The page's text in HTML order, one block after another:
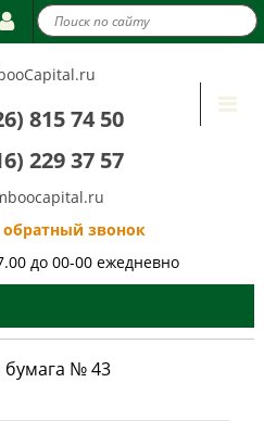
815 74 50
229 37 57
обратный звонок
до 00-00 ежедневно
бумага № 43